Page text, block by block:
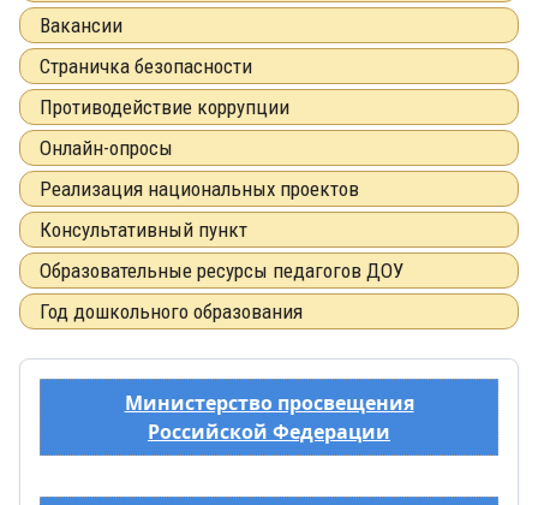
Вакансии
Страничка безопасности
Противодействие коррупции
Онлайн-опросы
Реализация национальных проектов
Консультативный пункт
Образовательные ресурсы педагогов ДОУ
Год дошкольного образования
Министерство просвещения
Российской Федерации